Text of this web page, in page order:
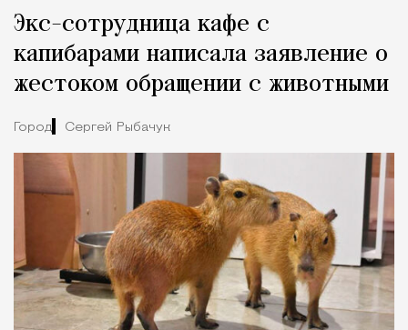
Город
Экс-сотрудница кафе с
капибарами написала заявление о
жестоком обращении с животными
Город Сергей Рыбачук